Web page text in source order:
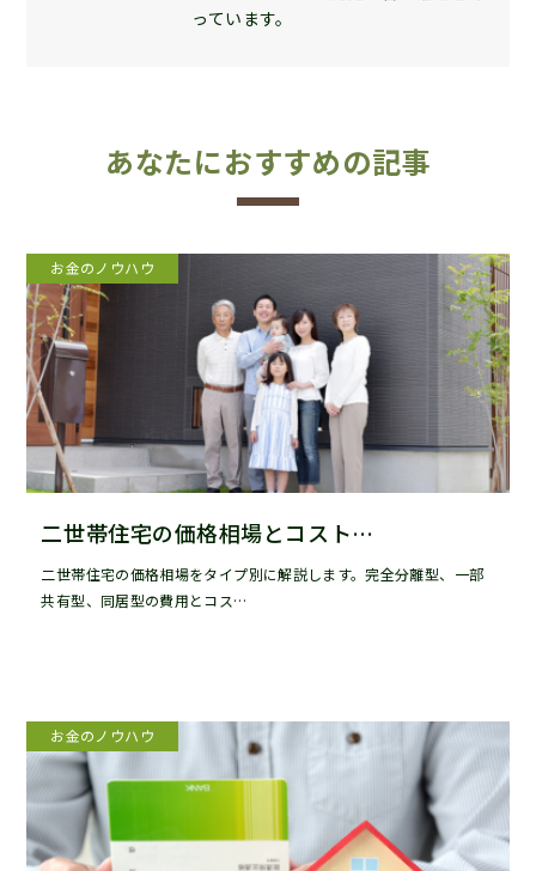
っています。
あなたにおすすめの記事
お金のノウハウ
二世帯住宅の価格相場とコスト…
二世帯住宅の価格相場をタイプ別に解説します。完全分離型、一部
共有型、同居型の費用とコス…
お金のノウハウ